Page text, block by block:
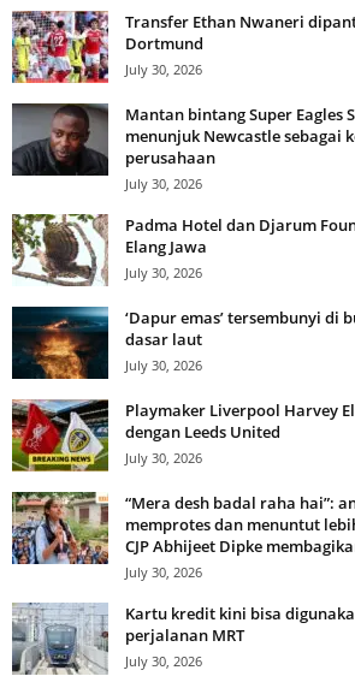
Transfer Ethan Nwaneri
Dortmund
July 30, 2026
Mantan bintang Super Eagles
menunjuk Newcastle sebagai
perusahaan
July 30, 2026
Padma Hotel dan Djarum
Elang Jawa
July 30, 2026
‘Dapur emas’ tersembunyi di
dasar laut
July 30, 2026
Playmaker Liverpool Harvey
dengan Leeds United
July 30, 2026
“Mera desh badal raha hai”:
memprotes dan menuntut
CJP Abhijeet Dipke
July 30, 2026
Kartu kredit kini bisa
perjalanan MRT
July 30, 2026